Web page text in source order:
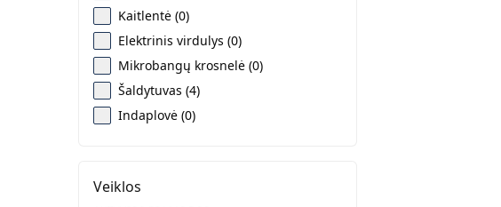
Kaitlentė (0)
Elektrinis virdulys (0)
Mikrobangų krosnelė (0)
Šaldytuvas (4)
Indaplovė (0)
Veiklos